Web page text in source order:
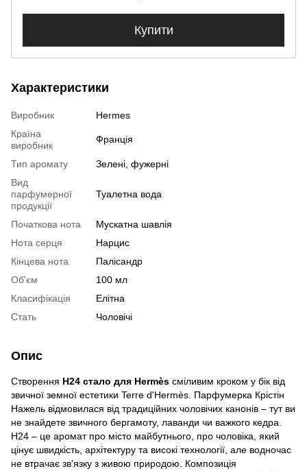
Купити
Характеристики
Виробник
Hermes
Країна
виробник
Франція
Тип аромату
Зелені, фужерні
Вид
парфумерної
продукції
Туалетна вода
Початкова нота
Мускатна шавлія
Нота серця
Нарцис
Кінцева нота
Палісандр
Об'єм
100 мл
Класифікація
Елітна
Стать
Чоловічі
Опис
Створення H24 стало для Hermès сміливим кроком у бік від
звичної земної естетики Terre d'Hermès. Парфумерка Крістін
Нажель відмовилася від традиційних чоловічих канонів – тут ви
не знайдете звичного бергамоту, лаванди чи важкого кедра.
H24 – це аромат про місто майбутнього, про чоловіка, який
цінує швидкість, архітектуру та високі технології, але водночас
не втрачає зв'язку з живою природою. Композиція